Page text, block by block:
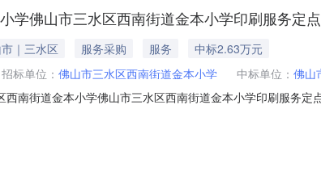
学佛山市三水区西南街道金本小学印刷服务定
｜三水区 服务采购 服务
中标2.63万元
招标单位： 佛山市三水区西南街道金本小学 中标单位： 佛山
西南街道金本小学佛山市三水区西南街道金本小学印刷服务
街道金本小学地址：广东省_佛山市_三水区西南街道金本